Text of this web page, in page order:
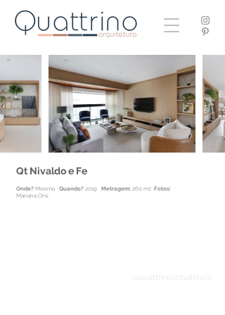
Qt Nivaldo e Fe
Onde? Moema Quando? 2019 Metragem: 260 m2 Fotos:
Mariana Orsi